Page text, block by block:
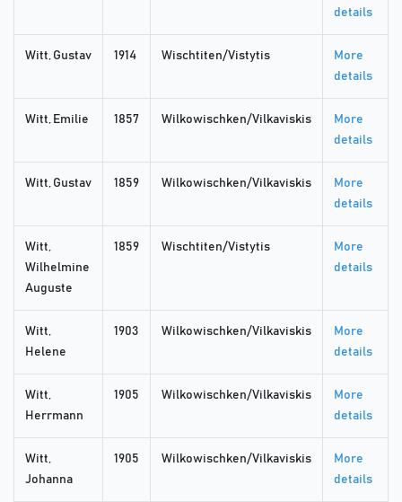
details
Witt, Gustav 1914 Wischtiten/Vistytis
More
details
Witt, Emilie 1857 Wilkowischken/Vilkaviskis
More
details
Witt, Gustav 1859 Wilkowischken/Vilkaviskis
More
details
Witt,
Wilhelmine
Auguste
1859 Wischtiten/Vistytis
More
details
Witt,
Helene
1903 Wilkowischken/Vilkaviskis
More
details
Witt,
Herrmann
1905 Wilkowischken/Vilkaviskis
More
details
Witt,
Johanna
1905 Wilkowischken/Vilkaviskis
More
details